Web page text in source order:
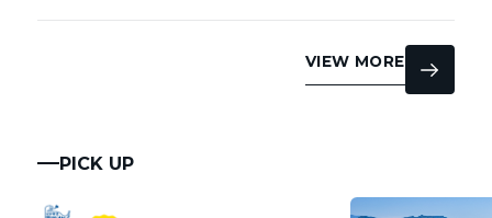
VIEW MORE
PICK UP